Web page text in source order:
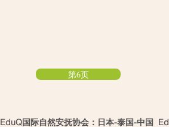
第6页
EduQ国际自然安抚协会：日本-泰国-中国